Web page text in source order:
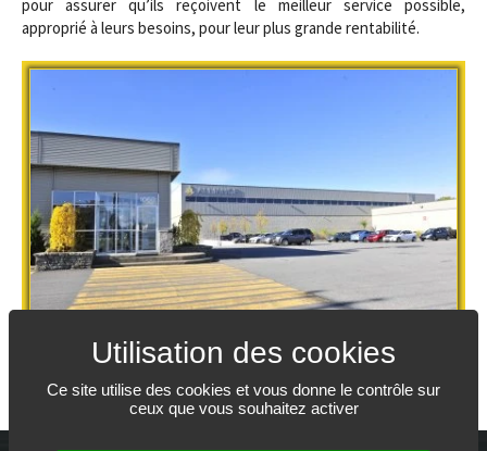
Ce site utilise des cookies et vous donne le contrôle sur
ceux que vous souhaitez activer
pour assurer qu’ils reçoivent le meilleur service possible,
approprié à leurs besoins, pour leur plus grande rentabilité.